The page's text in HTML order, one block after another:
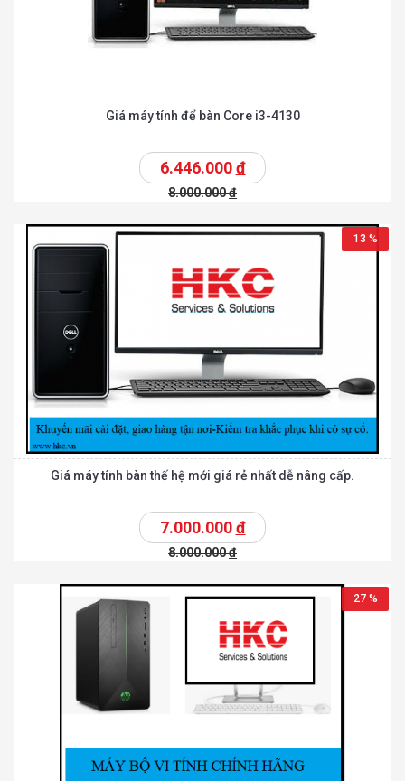
Giá máy tính để bàn Core i3-4130
6.446.000đ
8.000.000đ
13 %
Giá máy tính bàn thế hệ mới giá rẻ nhất dễ nâng cấp.
7.000.000đ
8.000.000đ
27 %